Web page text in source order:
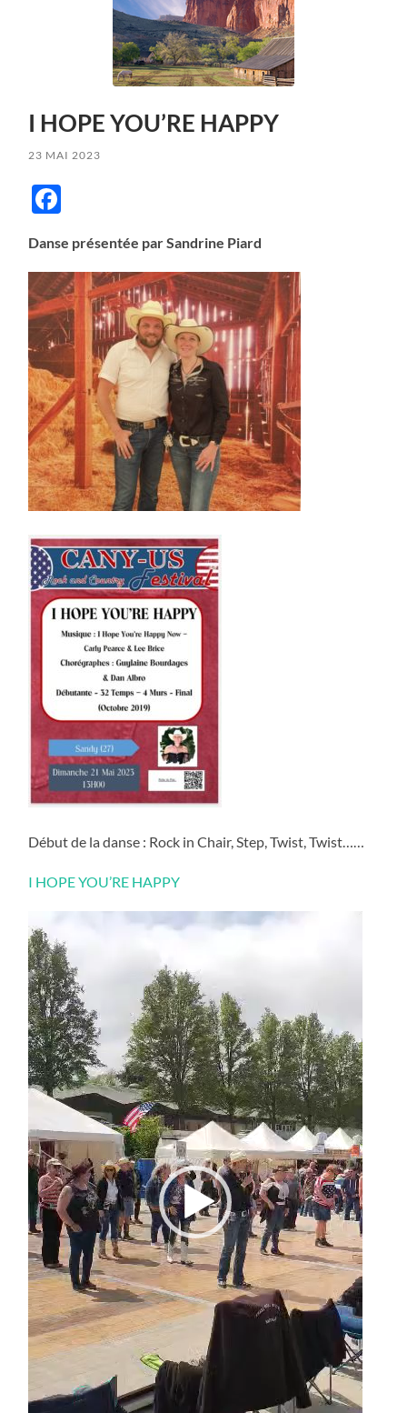
I HOPE YOU’RE HAPPY
23 MAI 2023
Danse présentée par Sandrine Piard
Début de la danse : Rock in Chair, Step, Twist, Twist……
I HOPE YOU’RE HAPPY
vidéo